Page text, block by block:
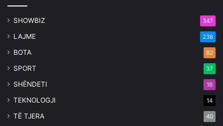
SHOWBIZ 347
LAJME 236
BOTA 82
SPORT 37
SHËNDETI 16
TEKNOLOGJI 14
TË TJERA 40